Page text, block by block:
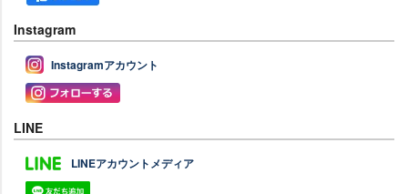
Instagram
Instagramアカウント
LINE
LINEアカウントメディア